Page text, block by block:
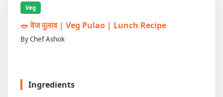
Veg
🥗 वेज पुलाव | Veg Pulao | Lunch Recipe
By Chef Ashok
Ingredients